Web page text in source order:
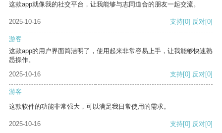
这款app就像我的社交平台，让我能够与志同道合的朋友一起交流。
2025-10-16 支持[0] 反对[0]
游客
这款app的用户界面简洁明了，使用起来非常容易上手，让我能够快速熟
悉操作。
2025-10-16
支持[0] 反对[0]
游客
这款软件的功能非常强大，可以满足我日常使用的需求。
2025-10-16 支持[0] 反对[0]